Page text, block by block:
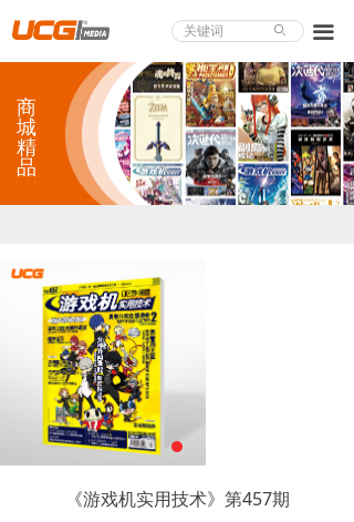
끀
About UCG
游戏评测
业界论道
游戏视频
商城精品
游戏大赏
小程序
个人中心
ꄙ
《游戏机实用技术》第457期
商
城
精
品